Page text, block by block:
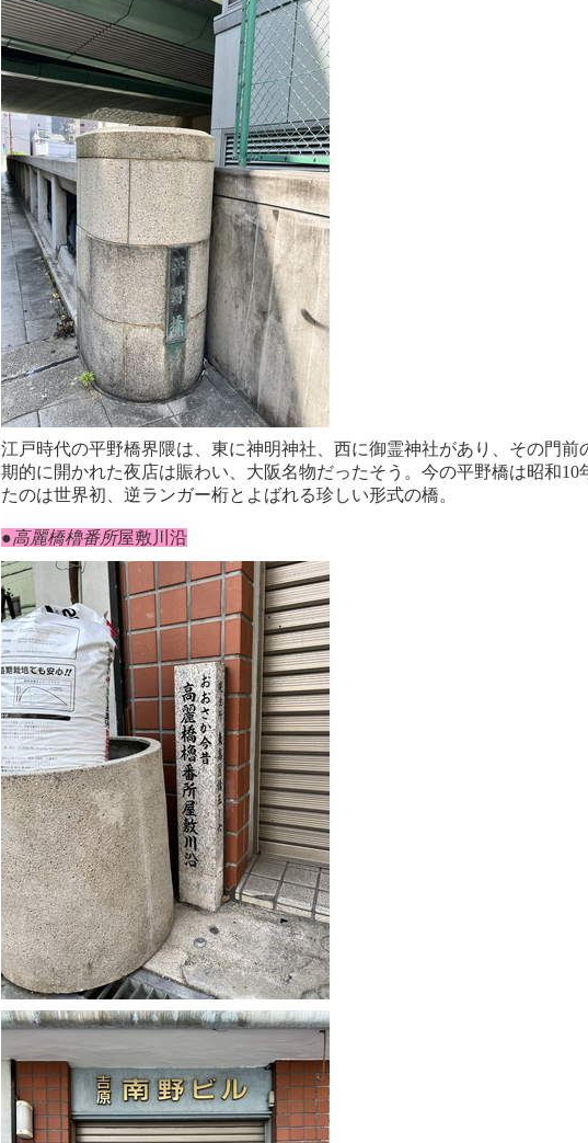
江戸時代の平野橋界隈は、東に神明神社、西に御霊神社があり、その門前
期的に開かれた夜店は賑わい、大阪名物だったそう。今の平野橋は昭和10
たのは世界初、逆ランガー桁とよばれる珍しい形式の橋。
●高麗橋櫓番所屋敷川沿